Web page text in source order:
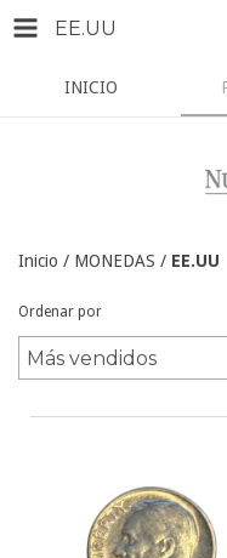
EE.UU
INICIO
Inicio / MONEDAS / EE.UU
Ordenar por